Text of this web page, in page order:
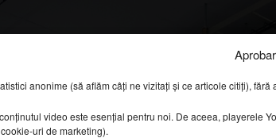
anonime (să aflăm câți ne vizitați și ce articole citiți), fără
video este esențial pentru noi. De aceea, playerele
uri de marketing).
Info
DESPRE NOI